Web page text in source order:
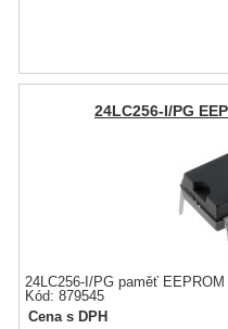
24LC256-I/PG
24LC256-I/PG paměť
Kód: 879545
Cena s DPH